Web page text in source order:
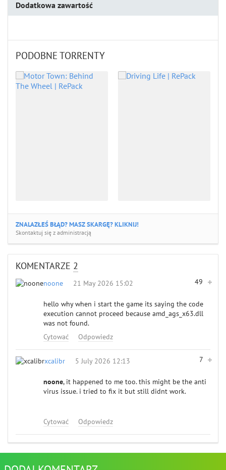
Dodatkowa zawartość
PODOBNE TORRENTY
ZNALAZŁEŚ BŁĄD? MASZ SKARGĘ? KLIKNIJ!
Skontaktuj się z administracją
KOMENTARZE 2
49
noone 21 May 2026 15:02
hello why when i start the game its saying the code
execution cannot proceed because amd_ags_x63.dll
was not found.
Cytować
Odpowiedz
7
xcalibr 5 July 2026 12:13
noone, it happened to me too. this might be the anti
virus issue. i tried to fix it but still didnt work.
Cytować Odpowiedz